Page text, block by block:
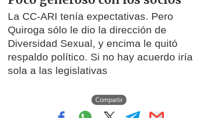
La CC-ARI tenía expectativas. Pero
Quiroga sólo le dio la dirección de
Diversidad Sexual, y encima le quitó
respaldo político. Si no hay acuerdo iría
sola a las legislativas
Compartir